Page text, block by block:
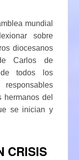
mundial
sobre
diocesanos
Carlos de
todos los
hermanos del
se inician y
CRISIS